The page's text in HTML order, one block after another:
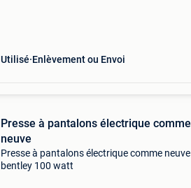
Utilisé Enlèvement ou Envoi
Presse à pantalons électrique comme
neuve
Presse à pantalons électrique comme neuve
bentley 100 watt